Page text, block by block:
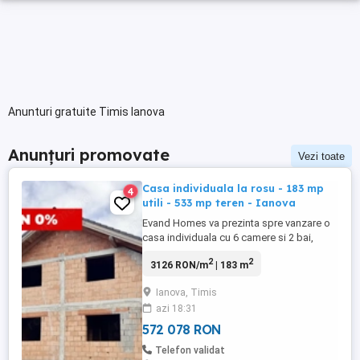
Anunturi gratuite Timis Ianova
Anunțuri promovate Vezi toate
4
Casa individuala la rosu - 183 mp
utili - 533 mp teren - Ianova
Evand Homes va prezinta spre vanzare o
casa individuala cu 6 camere si 2 bai,
biserica. Proprietatea are o suprafata utila
construita in 2024, pe structura de beton +
caramida. Compartimentare: - Parter: 2
dormitoare, living, baie ...
3126 RON/m2| 183 m2
Ianova, Timis
azi 18:31
572 078 RON
Telefon validat